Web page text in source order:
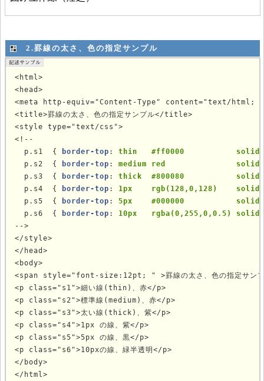
2.罫線の太さ、色の指定サンプル
<html>
<head>
<meta http-equiv="Content-Type" content="text/html;
<title>罫線の太さ、色の指定サンプル</title>
<style type="text/css">
<!--
  p.s1  {
border-top : thin   #ff0000           solid
  p.s2  {
border-top : medium red               solid
  p.s3  {
border-top : thick  #800080           solid
  p.s4  {
border-top : 1px    rgb(128,0,128)    solid
  p.s5  {
border-top : 5px    #000000           solid
  p.s6  {
border-top : 10px   rgba(0,255,0,0.5) solid
-->
</style>
</head>
<body>
<span style="font-size:12pt; " >罫線の太さ、色の指定サン
<p class="s1">細い線(thin)、赤</p>
<p class="s2">標準線(medium)、赤</p>
<p class="s3">太い線(thick)、紫</p>
<p class="s4">1px の線、紫</p>
<p class="s5">5px の線、黒</p>
<p class="s6">10pxの線、緑半透明</p>
</body>
</html>